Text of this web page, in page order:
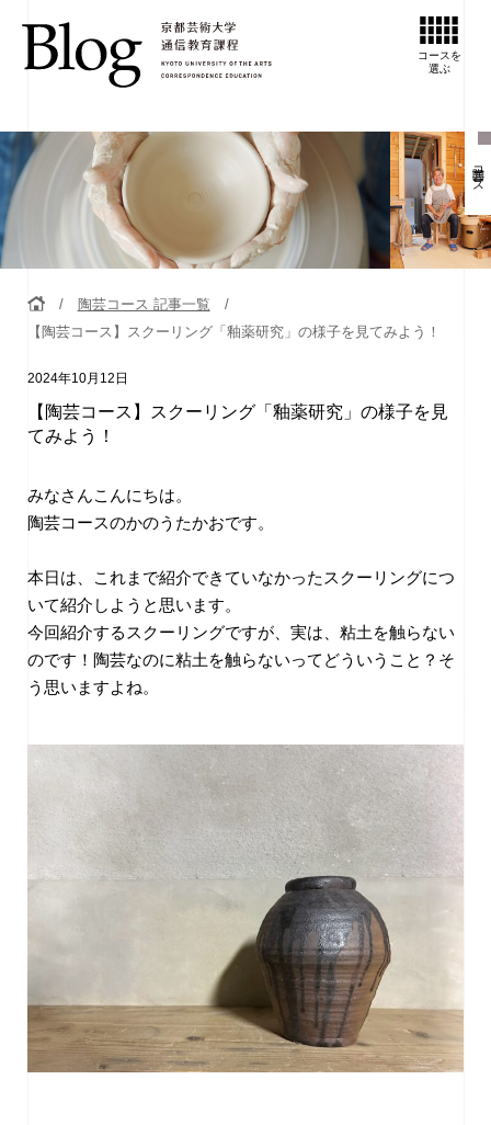
コースを
選ぶ
陶芸コース
陶芸コース 記事一覧
【陶芸コース】スクーリング「釉薬研究」の様子を見てみよう！
2024年10月12日
【陶芸コース】スクーリング「釉薬研究」の様子を見
てみよう！
みなさんこんにちは。
陶芸コースのかのうたかおです。
本日は、これまで紹介できていなかったスクーリングにつ
いて紹介しようと思います。
今回紹介するスクーリングですが、実は、粘土を触らない
のです！陶芸なのに粘土を触らないってどういうこと？そ
う思いますよね。